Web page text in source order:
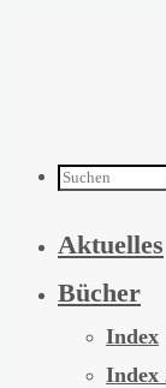
Suchen
nach:
Aktuelles
Bücher
Index
Index